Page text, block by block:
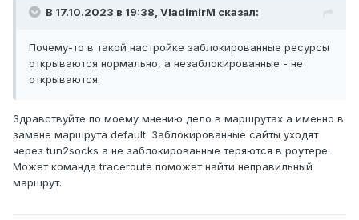
В 17.10.2023 в 19:38, VladimirM сказал:
Почему-то в такой настройке заблокированные ресурсы
открываются нормально, а незаблокированные - не
открываются.
Здравствуйте по моему мнению дело в маршрутах а именно в
замене маршрута default. Заблокированные сайты уходят
через tun2socks а не заблокированные теряются в роутере.
Может команда traceroute поможет найти неправильный
маршрут.